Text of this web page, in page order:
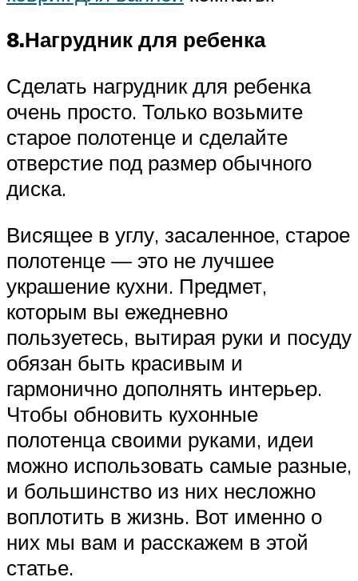
8.Нагрудник для ребенка
Сделать нагрудник для ребенка
очень просто. Только возьмите
старое полотенце и сделайте
отверстие под размер обычного
диска.
Висящее в углу, засаленное, старое
полотенце — это не лучшее
украшение кухни. Предмет,
которым вы ежедневно
пользуетесь, вытирая руки и посуду
обязан быть красивым и
гармонично дополнять интерьер.
Чтобы обновить кухонные
полотенца своими руками, идеи
можно использовать самые разные,
и большинство из них несложно
воплотить в жизнь. Вот именно о
них мы вам и расскажем в этой
статье.